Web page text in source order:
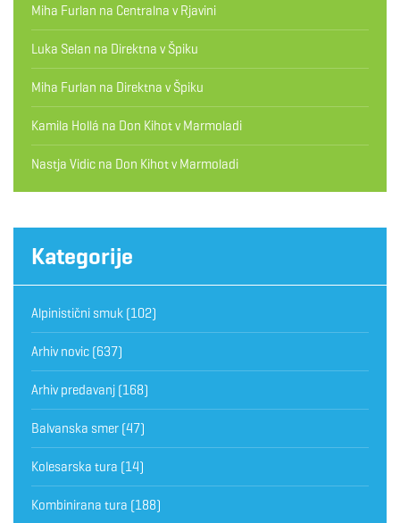
Miha Furlan na Centralna v Rjavini
Luka Selan na Direktna v Špiku
Miha Furlan na Direktna v Špiku
Kamila Hollá na Don Kihot v Marmoladi
Nastja Vidic na Don Kihot v Marmoladi
Kategorije
Alpinistični smuk (102)
Arhiv novic (637)
Arhiv predavanj (168)
Balvanska smer (47)
Kolesarska tura (14)
Kombinirana tura (188)